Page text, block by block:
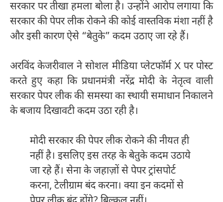
सरकार पर तीखा हमला बोला है। उन्होंने आरोप लगाया कि
सरकार की पेपर लीक रोकने की कोई वास्तविक मंशा नहीं है
और इसी कारण ऐसे “बेतुके” कदम उठाए जा रहे हैं।
अरविंद केजरीवाल ने सोशल मीडिया प्लेटफॉर्म X पर पोस्ट
करते हुए कहा कि प्रधानमंत्री नरेंद्र मोदी के नेतृत्व वाली
सरकार पेपर लीक की समस्या का स्थायी समाधान निकालने
के बजाय दिखावटी कदम उठा रही है।
मोदी सरकार की पेपर लीक रोकने की नीयत ही
नहीं है। इसलिए इस तरह के बेतुके कदम उठाये
जा रहे हैं। सेना के जहाज़ों से पेपर ट्रांसपोर्ट
करना, टेलीग्राम बंद करना। क्या इन कदमों से